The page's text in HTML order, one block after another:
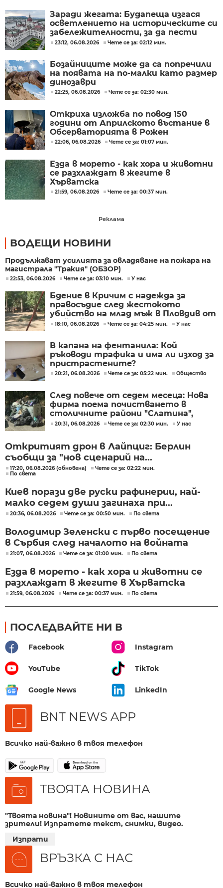
Заради жегата: Будапеща изгася
осветлението на историческите си
забележителности, за да пести
енергия
23:12, 06.08.2026 Чете се за: 02:12 мин.
Бозайниците може да са попречили
на появата на по-малки като размер
динозаври
22:25, 06.08.2026 Чете се за: 02:30 мин.
Откриха изложба по повод 150
години от Априлското въстание в
Обсерваторията в Рожен
22:06, 06.08.2026 Чете се за: 01:07 мин.
Езда в морето - как хора и животни
се разхлаждат в жегите в
Хърватска
21:59, 06.08.2026 Чете се за: 00:37 мин.
Реклама
ВОДЕЩИ НОВИНИ
Продължават усилията за овладяване на пожара на
магистрала "Тракия" (ОБЗОР)
22:53, 06.08.2026 Чете се за: 03:10 мин. У нас
Бдение в Кричим с надежда за
правосъдие след жестокото
убийство на млад мъж в Пловдив от
тийнейджъри
18:10, 06.08.2026 Чете се за: 04:25 мин. У нас
В капана на фентанила: Кой
ръководи трафика и има ли изход за
пристрастените?
20:21, 06.08.2026 Чете се за: 05:22 мин. Общество
След повече от седем месеца: Нова
фирма поема почистването в
столичните райони "Слатина",
"Подуяне" и "Изгрев"
20:31, 06.08.2026 Чете се за: 02:30 мин. У нас
Откритият дрон в Лайпциг: Берлин
съобщи за "нов сценарий на...
17:20, 06.08.2026 (обновена)
Чете се за: 02:22 мин.
По света
Киев порази две руски рафинерии, най-
малко седем души загинаха при...
20:36, 06.08.2026 Чете се за: 00:50 мин. По света
Володимир Зеленски с първо посещение
в Сърбия след началото на войната
21:07, 06.08.2026 Чете се за: 01:00 мин. По света
Езда в морето - как хора и животни се
разхлаждат в жегите в Хърватска
21:59, 06.08.2026 Чете се за: 00:37 мин. По света
ПОСЛЕДВАЙТЕ НИ В
Facebook Instagram
YouTube TikTok
Google News LinkedIn
BNT NEWS APP
Всичко най-важно в твоя телефон
ТВОЯТА НОВИНА
"Твоята новина"! Новините от вас, нашите
зрители! Изпратете текст, снимки, видео.
Изпрати
ВРЪЗКА С НАС
Всичко най-важно в твоя телефон